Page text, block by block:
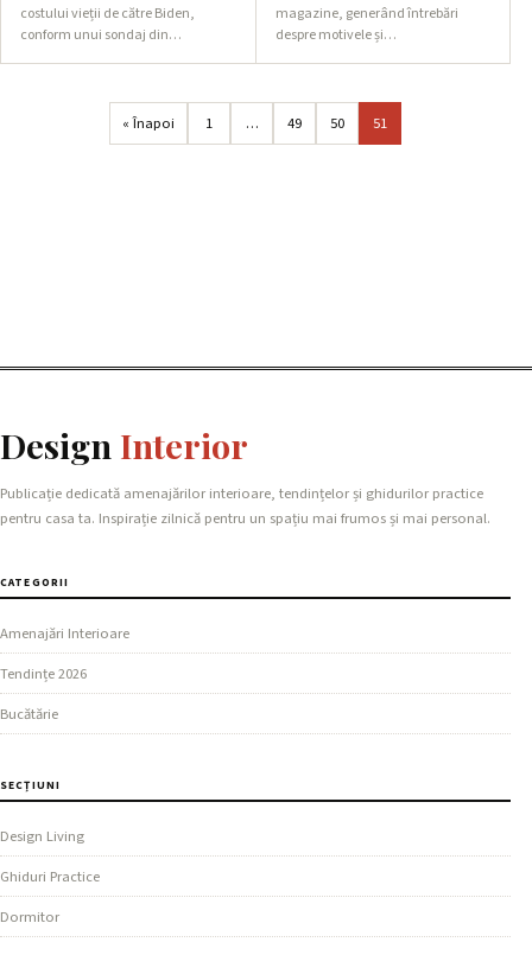
costului vieții de către Biden,
conform unui sondaj din…
magazine, generând întrebări
despre motivele și…
« Înapoi 1 … 49 50 51
Design Interior
Publicație dedicată amenajărilor interioare, tendințelor și ghidurilor practice
pentru casa ta. Inspirație zilnică pentru un spațiu mai frumos și mai personal.
CATEGORII
Amenajări Interioare
Tendințe 2026
Bucătărie
SECȚIUNI
Design Living
Ghiduri Practice
Dormitor